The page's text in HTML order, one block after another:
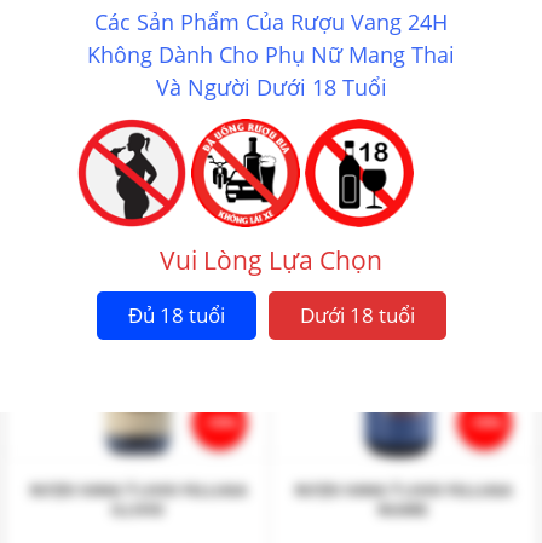
Các Sản Phẩm Của Rượu Vang 24H
Không Dành Cho Phụ Nữ Mang Thai
Và Người Dưới 18 Tuổi
Vui Lòng Lựa Chọn
Đủ 18 tuổi Dưới 18 tuổi
RƯỢU VANG TRẮNG LIVIO
FELLUGA CHARDONNAY
1.101.600
Mua ngay
RƯỢU VANG TRẮNG LIVIO
FELLUGA SHARIS
878.400
Mua ngay
-10%
RƯỢU VANG Ý LIVIO FELLUGA
-10%
RƯỢU VANG Ý LIVIO FELLUGA
NUARE